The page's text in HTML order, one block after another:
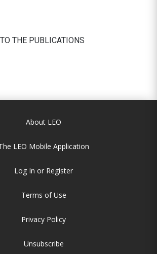
THE PUBLICATIONS
About LEO
LEO Mobile Application
Log In or Register
Terms of Use
Privacy Policy
Unsubscribe